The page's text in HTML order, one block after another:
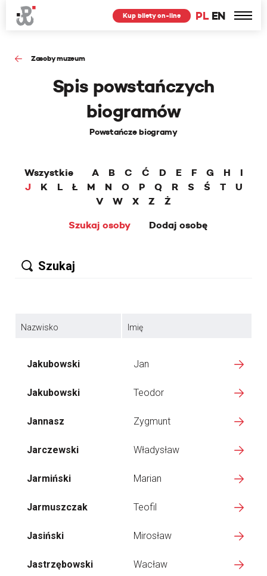
PL EN
Kup bilety on-line
Zasoby muzeum
Spis powstańczych
biogramów
Powstańcze biogramy
Wszystkie A B C Ć D E F G H
I
J
K L Ł M N O P Q R S Ś T
U
V
W X Z
Ż
Szukaj osoby
Dodaj osobę
Nazwisko Imię
Jakubowski Jan
Jakubowski Teodor
Jannasz Zygmunt
Jarczewski Władysław
Jarmiński Marian
Jarmuszczak Teofil
Jasiński Mirosław
Jastrzębowski Wacław